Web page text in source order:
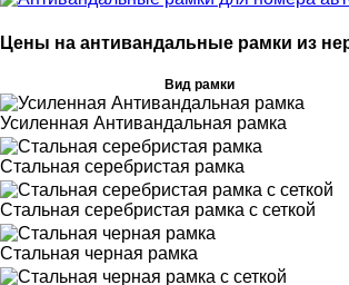
Цены на антивандальные рамки из
Вид рамки
Усиленная Антивандальная рамка
Стальная серебристая рамка
Стальная серебристая рамка с сеткой
Стальная черная рамка